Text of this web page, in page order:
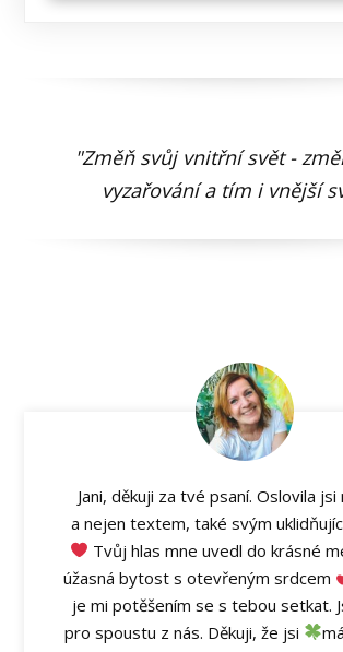
"Změň svůj vnitřní svět -
vyzařování a tím i vnější
Jani, děkuji za tvé psaní. Oslovila
a nejen textem, také svým
Tvůj hlas mne uvedl do krásné
úžasná bytost s otevřeným srdcem
je mi potěšením se s tebou setkat.
pro spoustu z nás. Děkuji, že jsi